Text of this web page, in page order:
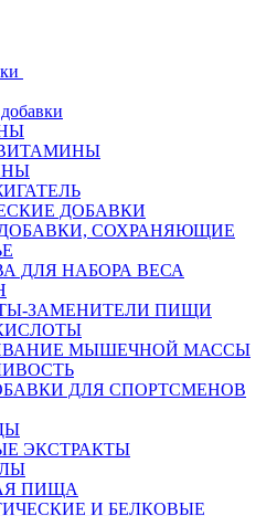
ДОБАВКИ
СОХРАНЯЮЩИЕ
ДЛЯ НАБОРА ВЕСА
ЗАМЕНИТЕЛИ ПИЩИ
МЫШЕЧНОЙ МАССЫ
ДЛЯ СПОРТСМЕНОВ
ЭКСТРАКТЫ
ПИЩА
И БЕЛКОВЫЕ